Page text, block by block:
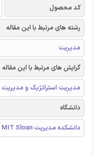
کد محصول
رشته های مرتبط با این مقاله
مدیریت
گرایش های مرتبط با این مقاله
مدیریت استراتژیک و
دانشگاه
دانشکده مدیریت MIT Sloan